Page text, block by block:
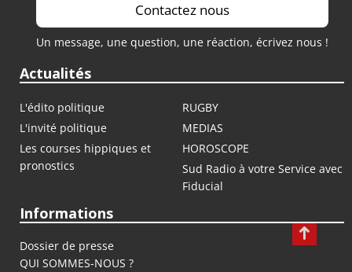
Contactez nous
Un message, une question, une réaction, écrivez nous !
Actualités
L'édito politique
RUGBY
L'invité politique
MEDIAS
Les courses hippiques et
pronostics
HOROSCOPE
Sud Radio à votre Service avec
Fiducial
Informations
Dossier de presse
QUI SOMMES-NOUS ?